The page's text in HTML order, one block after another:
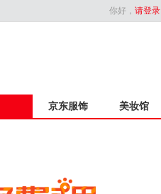
你好， 请登录
京东服饰 美妆馆